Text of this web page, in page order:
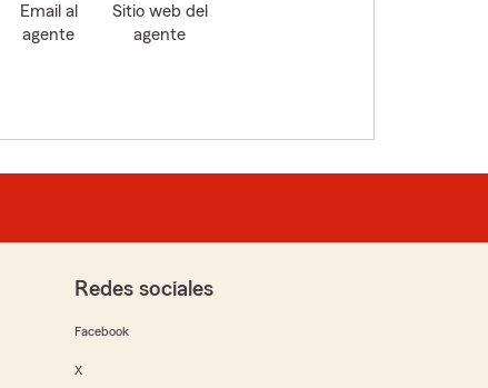
Email al
agente
Sitio web del
agente
Redes sociales
Facebook
X